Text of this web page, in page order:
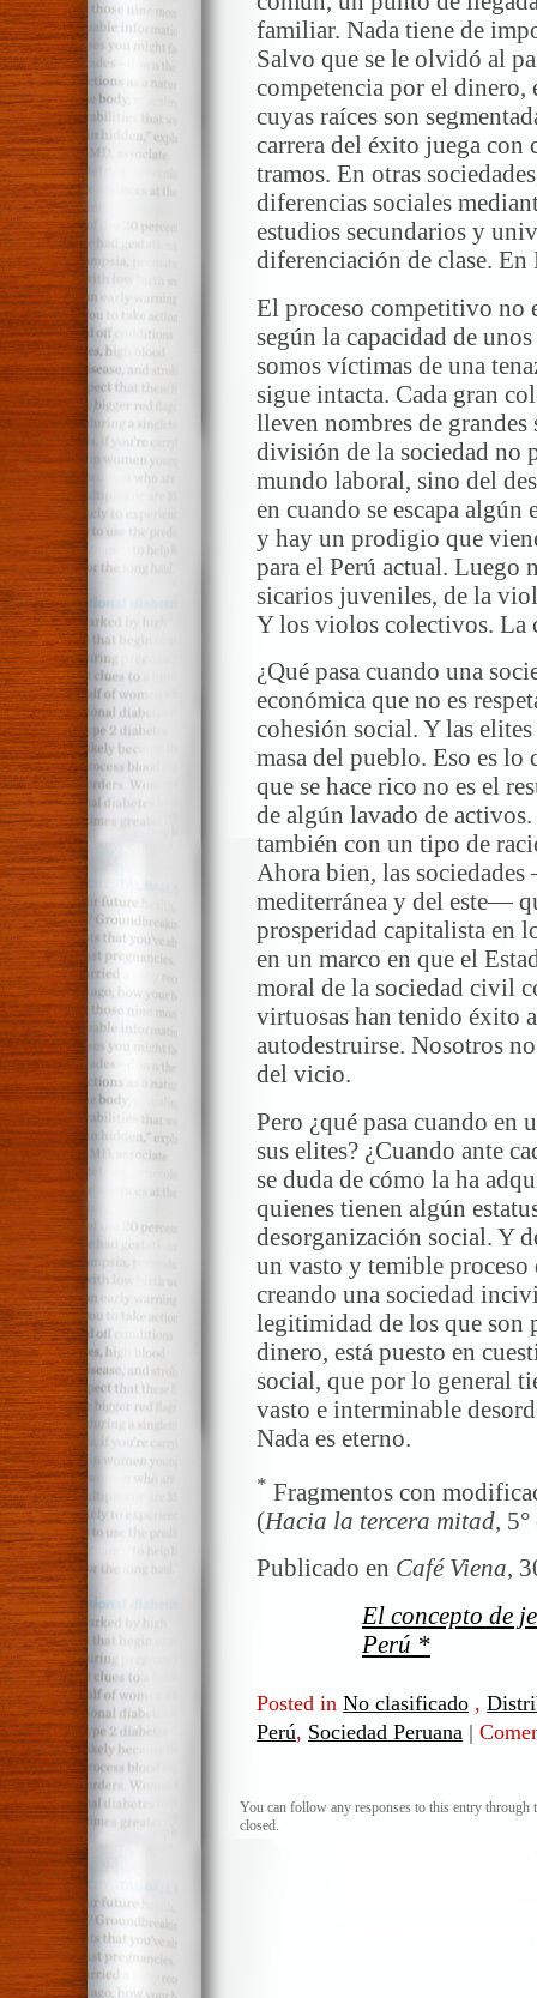
familiar. Nada tiene de
Salvo que se le olvidó al
competencia por el dinero,
cuyas raíces son
carrera del éxito juega con
tramos. En otras
diferencias sociales
estudios secundarios y
diferenciación de clase. En
El proceso competitivo no
según la capacidad de
somos víctimas de una
sigue intacta. Cada gran
lleven nombres de
división de la sociedad no
mundo laboral, sino del
en cuando se escapa algún
y hay un prodigio que
para el Perú actual. Luego
sicarios juveniles, de la
Y los violos colectivos. La
¿Qué pasa cuando una
económica que no es
cohesión social. Y las
masa del pueblo. Eso es lo
que se hace rico no es el
de algún lavado de
también con un tipo de
Ahora bien, las
mediterránea y del este—
prosperidad capitalista en
en un marco en que el
moral de la sociedad civil
virtuosas han tenido éxito
autodestruirse. Nosotros
del vicio.
Pero ¿qué pasa cuando en
sus elites? ¿Cuando ante
se duda de cómo la ha
quienes tienen algún
desorganización social. Y
un vasto y temible proceso
creando una sociedad
legitimidad de los que son
dinero, está puesto en
social, que por lo general
vasto e interminable
Nada es eterno.
* Fragmentos con
(Hacia la tercera mitad,
Publicado en Café Viena,
El concepto de
Perú *
Posted in No clasificado ,
Perú, Sociedad Peruana |
You can follow any responses to this entry through
closed.